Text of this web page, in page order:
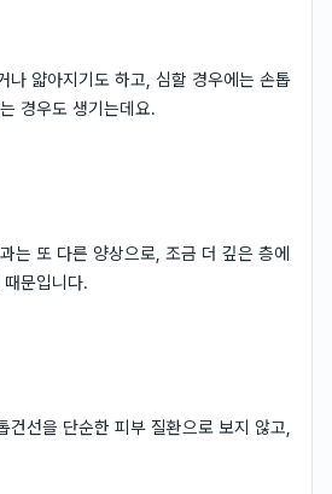
나 얇아지기도 하고, 심할 경우에는 손톱
경우도 생기는데요.
는 또 다른 양상으로, 조금 더 깊은 층에
문입니다.
건선을 단순한 피부 질환으로 보지 않고,